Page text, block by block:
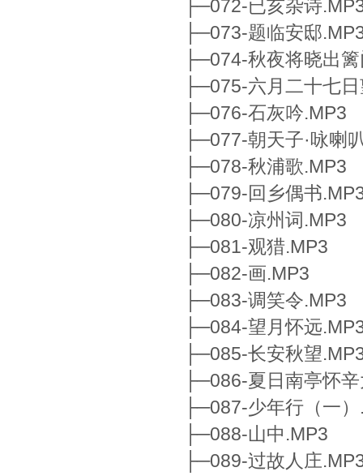
├─072-已亥杂诗
├─073-题临安邸
├─074-秋夜将晓出
├─075-六月二十七
├─076-石灰吟.MP3
├─077-朝天子·咏喇
├─078-秋浦歌.MP3
├─079-回乡偶书
├─080-凉州词.MP3
├─081-观猎.MP3
├─082-画.MP3
├─083-调笑令.MP3
├─084-望月怀远
├─085-长安秋望
├─086-夏日南亭怀
├─087-少年行（一
├─088-山中.MP3
├─089-过故人庄